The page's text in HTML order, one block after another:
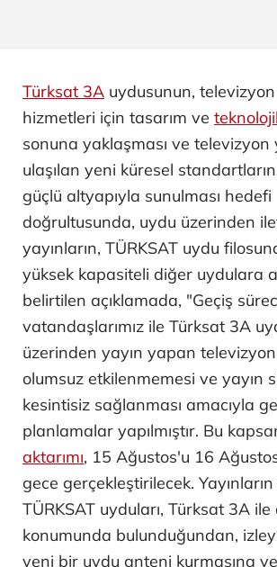
Türksat 3A uydusunun,
hizmetleri için tasarım ve
sonuna yaklaşması ve televizyon
ulaşılan yeni küresel
güçlü altyapıyla sunulması hedefi
doğrultusunda, uydu üzerinden
yayınların, TÜRKSAT uydu
yüksek kapasiteli diğer uydulara
belirtilen açıklamada, "Geçiş
vatandaşlarımız ile Türksat 3A
üzerinden yayın yapan televizyon
olumsuz etkilenmemesi ve yayın
kesintisiz sağlanması amacıyla
planlamalar yapılmıştır. Bu
aktarımı, 15 Ağustos'u 16
gece gerçekleştirilecek. Yayınların
TÜRKSAT uyduları, Türksat 3A ile
konumunda bulunduğundan,
yeni bir uydu anteni kurmasına